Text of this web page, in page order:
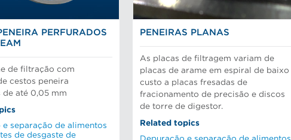
PERFURADOS
de filtração com
cestos peneira
de até 0,05 mm
e separação de alimentos
de desgaste de
PENEIRAS PLANAS
As placas de filtragem variam de
placas de arame em espiral de baixo
custo a placas fresadas de
fracionamento de precisão e discos
de torre de digestor.
Related topics